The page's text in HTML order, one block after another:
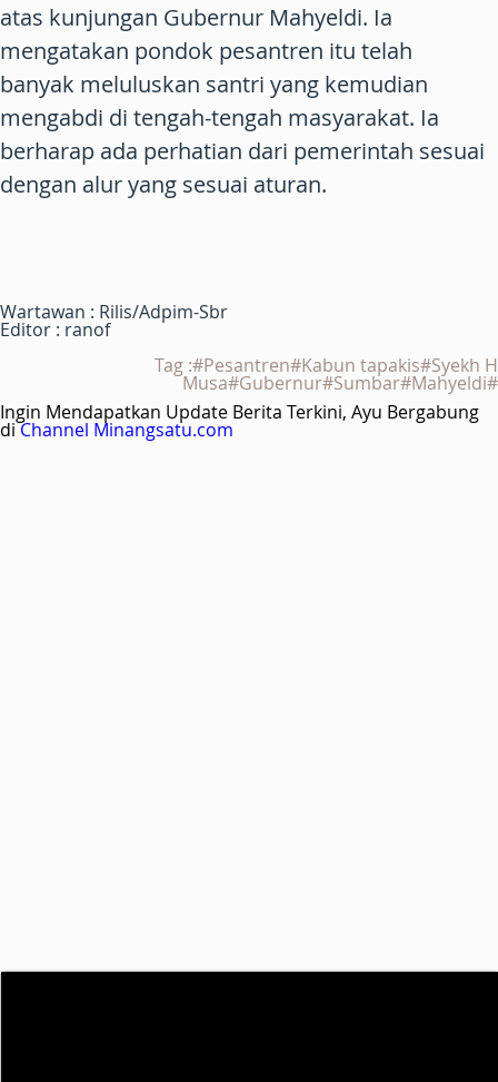
atas kunjungan Gubernur Mahyeldi. Ia
mengatakan pondok pesantren itu telah
banyak meluluskan santri yang kemudian
mengabdi di tengah-tengah masyarakat. Ia
berharap ada perhatian dari pemerintah sesuai
dengan alur yang sesuai aturan.
Wartawan : Rilis/Adpim-Sbr
Editor : ranof
Tag :#Pesantren#Kabun tapakis#Syekh H
Musa#Gubernur#Sumbar#Mahyeldi#
Ingin Mendapatkan Update Berita Terkini, Ayu Bergabung
diChannel Minangsatu.com